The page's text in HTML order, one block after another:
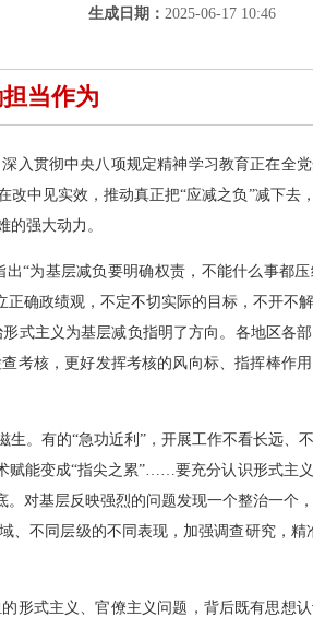
生成日期： 2025-06-17 10:46
当作为
入贯彻中央八项规定精神学习教育正在全
中见实效，推动真正把“应减之负”减下去
强大动力。
“为基层减负要明确权责，不能什么事都
确政绩观，不定不切实际的目标，不开不
式主义为基层减负指明了方向。各地区各
考核，更好发挥考核的风向标、指挥棒作
。有的“急功近利”，开展工作不看长远、
赋能变成“指尖之累”……要充分认识形式主
对基层反映强烈的问题发现一个整治一个
不同层级的不同表现，加强调查研究，精
形式主义、官僚主义问题，背后既有思想